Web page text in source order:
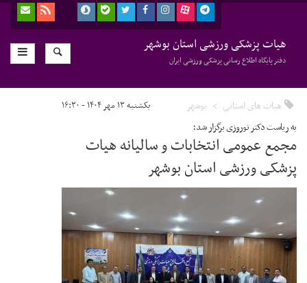
هیات پزشکی ورزشی استان بوشهر
دفتر پایگاه اطلاع رسانی پزشکی ورزشی ایران
هیات های استانی بوشهر یکشنبه ۱۳ مهر ۱۴۰۴ - ۱۶:۳۰
به ریاست دکتر نوروزی برگزار شد؛
مجمع عمومی انتخابات و سالیانه هیات
پزشکی ورزشی استان بوشهر